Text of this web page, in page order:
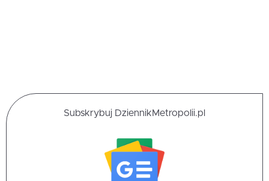
Subskrybuj DziennikMetropolii.pl